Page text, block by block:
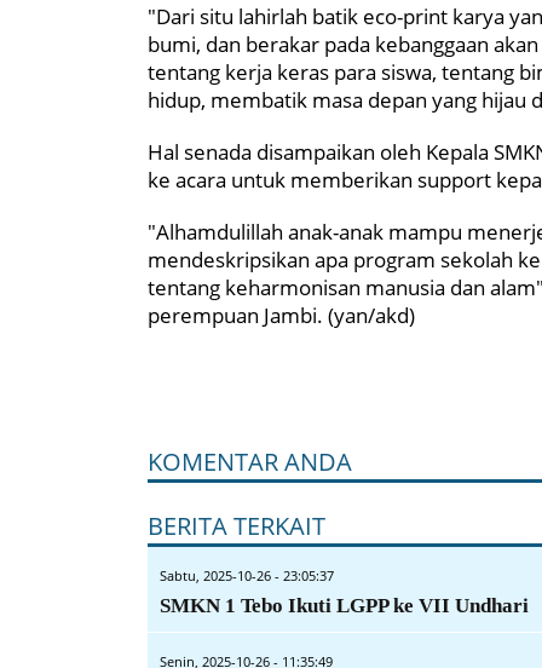
"Dari situ lahirlah batik eco-print karya
bumi, dan berakar pada kebanggaan
tentang kerja keras para siswa, tentang
hidup, membatik masa depan yang hijau
Hal senada disampaikan oleh Kepala
ke acara untuk memberikan support
"Alhamdulillah anak-anak mampu
mendeskripsikan apa program sekolah
tentang keharmonisan manusia dan
perempuan Jambi. (yan/akd)
KOMENTAR ANDA
BERITA TERKAIT
Sabtu, 2025-10-26 - 23:05:37
SMKN 1 Tebo Ikuti LGPP ke VII Undhari
Senin, 2025-10-26 - 11:35:49